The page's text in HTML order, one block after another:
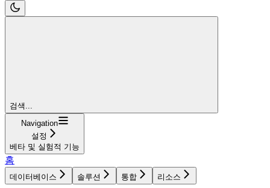
검색...
Navigation
설정
베타 및 실험적 기능
홈
데이터베이스 솔루션 통합 리소스